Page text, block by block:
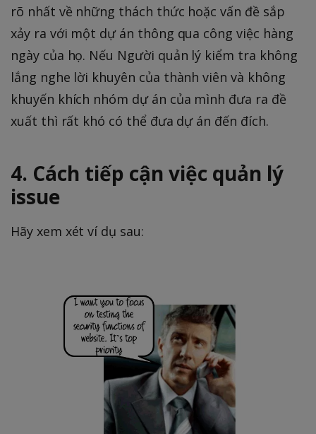
rõ nhất về những thách thức hoặc vấn đề sắp
xảy ra với một dự án thông qua công việc hàng
ngày của họ. Nếu Người quản lý kiểm tra không
lắng nghe lời khuyên của thành viên và không
khuyến khích nhóm dự án của mình đưa ra đề
xuất thì rất khó có thể đưa dự án đến đích.
4. Cách tiếp cận việc quản lý
issue
Hãy xem xét ví dụ sau: